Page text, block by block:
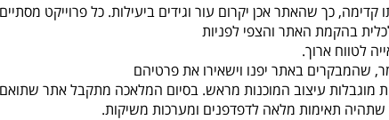
כך שהאתר אכן יקרום עור וגידים ביעילות. כל פרוייקט
בהקמת האתר והצפי לפניות
לטווח ארוך.
שהמבקרים באתר יפנו וישאירו את פרטיהם
מוגבלות עיצוב המוכנות מראש. בסיום המלאכה מתקבל אתר
תאימות מלאה לדפדפנים ומערכות משיקות.